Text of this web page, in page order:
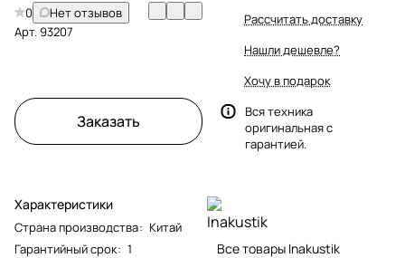
0
Нет отзывов
Арт.93207
Заказать
Характеристики
Страна производства: Китай
Гарантийный срок: 1
Рассчитать доставку
Нашли дешевле?
Хочу в подарок
Вся техника
оригинальная с
гарантией.
Все товары Inakustik